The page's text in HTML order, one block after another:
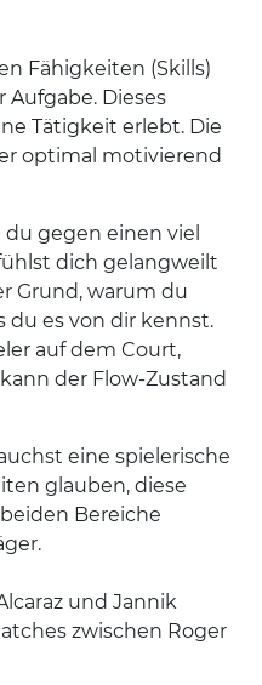
Fähigkeiten (Skills)
Dieses
Tätigkeit erlebt. Die
optimal motivierend
gegen einen viel
dich gelangweilt
Grund, warum du
du es von dir kennst.
auf dem Court,
der Flow-Zustand
eine spielerische
glauben, diese
Bereiche
und Jannik
zwischen Roger